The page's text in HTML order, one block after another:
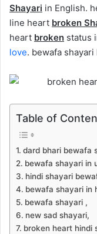
Shayari in English.
line heart broken
heart broken status
love. bewafa shayari
Table of
dard bhari bewafa
bewafa shayari in
hindi shayari
bewafa shayari in
bewafa shayari ,
new sad shayari,
broken heart hindi